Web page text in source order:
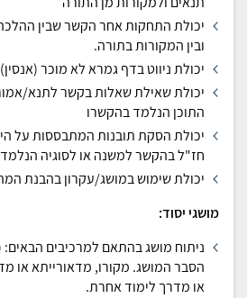
יכולת התחקות אחר הקשר שבין
ובין המקורות בתורה.
יכולת ניווט בדף גמרא לא מוכר
יכולת שאילת שאלות בקשר לתנא/
התוכן הנלמד בהקשרו
יכולת הסקת תובנות המתבססות על
חז"ל בהקשר למשנה או לסוגיה
יכולת שימוש במושג/עקרון בהבנת
מושגי יסוד:
ניתוח מושג בהתאם למרכיבים
הסבר המושג. מקורו, מדאורייתא או
או מדרך לימוד אחרת.